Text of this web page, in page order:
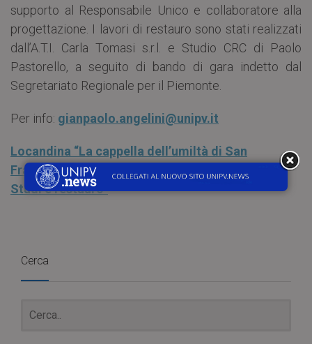
supporto al Responsabile Unico e collaboratore alla
progettazione. I lavori di restauro sono stati realizzati
dall’A.T.I. Carla Tomasi s.r.l. e Studio CRC di Paolo
Pastorello, a seguito di bando di gara indetto dal
Segretariato Regionale per il Piemonte.
Per info: gianpaolo.angelini@unipv.it
Locandina “La cappella dell’umiltà di San
Francesco al Sacro Monte di Orta San Giulio.
Studi e restauro”
Cerca